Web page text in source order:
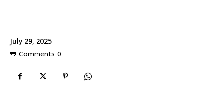
July 29, 2025
Comments 0